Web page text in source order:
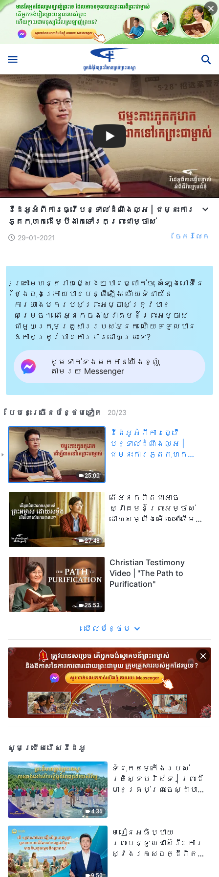
វីដេអូអំពីការធ្វើបន្ទាល់ដំណឹងល្អ | ជម្នះការ
ភូតកុហកដើម្បីងាកទៅរកព្រះជាម្ចាស់
29-01-2021 ចែក​រំលែក
គ្រោះមហន្តរាយផ្សេងៗបានធ្លាក់ចុះ សំឡេងរោទិ៍នៃ
ថ្ងៃចុងក្រោយបានបន្លឺឡើង ហើយទំនាយនៃ
ការយាងមករបស់ព្រះអម្ចាស់ត្រូវបាន
សម្រេច។ តើអ្នកចង់ស្វាគមន៍ព្រះអម្ចាស់
ជាមួយក្រុមគ្រួសាររបស់អ្នក ហើយទទួលបាន
ឱកាសត្រូវបានការពារដោយព្រះទេ?
សូមទាក់ទងមកកាន់យើងខ្ញុំ
តាមរយៈ Messenger
បែបនេះ​ច្រើនបន្ថែម​ទៀត​ 20/23
25:00
វីដេអូអំពីការធ្វើ
បន្ទាល់ដំណឹងល្អ |
ជម្នះការភូតកុហក
27:48
តើអ្នកពិតជាអាច
ស្វាគមន៍ព្រះអម្ចាស់
ដោយសម្លឹងមើលទៅលើមេឃ
25:53
Christian Testimony
Video | "The Path to
Purification"
មើល​​បន្ថែម​
សូមជ្រើសរើសវីដេអូ
4:36
ទំនុកតម្កើង​របស់​
គ្រីស្ទបរិស័ទ​ | ព្រះដ៏
មានគ្រប់ព្រះចេស្ដាបាន
9:50
មេរៀនអធិប្បាយ
ព្រះបន្ទូលជាស៊េរី៖ ការ
ស្វែងរកសេចក្ដីពិតនៅ